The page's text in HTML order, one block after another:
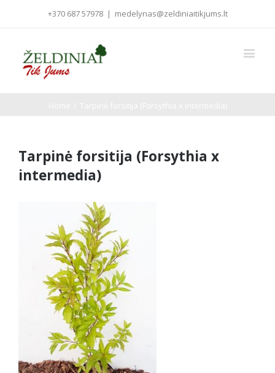
+370 687 57978 | medelynas@zeldiniaitikjums.lt
Tarpinė forsitija (Forsythia x
intermedia)